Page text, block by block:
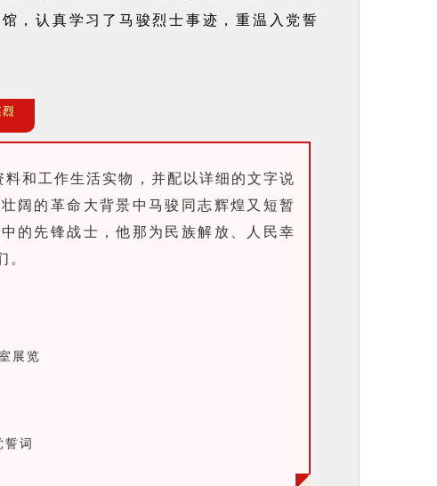
，认真学习了马骏烈士事迹，重温入党誓
和工作生活实物，并配以详细的文字说
阔的革命大背景中马骏同志辉煌又短暂
的先锋战士，他那为民族解放、人民幸
。
展览
词